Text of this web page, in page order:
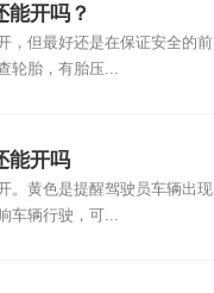
能开吗？
，但最好还是在保证安全的前
轮胎，有胎压...
能开吗
。黄色是提醒驾驶员车辆出现
车辆行驶，可...